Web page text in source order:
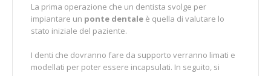
La prima operazione che un dentista svolge per
impiantare un ponte dentale è quella di valutare lo
stato iniziale del paziente.
I denti che dovranno fare da supporto verranno limati e
modellati per poter essere incapsulati. In seguito, si